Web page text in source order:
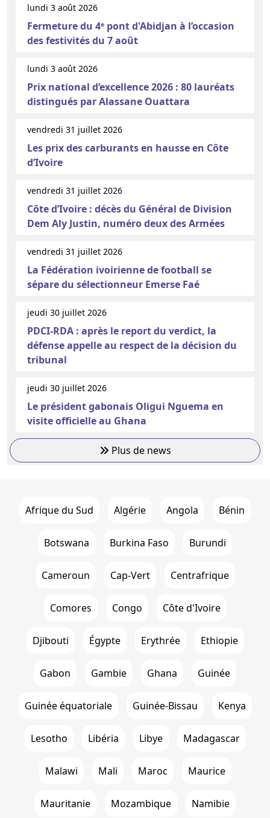
lundi 3 août 2026
Fermeture du 4ᵉ pont d'Abidjan à l’occasion
des festivités du 7 août
lundi 3 août 2026
Prix national d’excellence 2026 : 80 lauréats
distingués par Alassane Ouattara
vendredi 31 juillet 2026
Les prix des carburants en hausse en Côte
d’Ivoire
vendredi 31 juillet 2026
Côte d’Ivoire : décès du Général de Division
Dem Aly Justin, numéro deux des Armées
vendredi 31 juillet 2026
La Fédération ivoirienne de football se
sépare du sélectionneur Emerse Faé
jeudi 30 juillet 2026
PDCI-RDA : après le report du verdict, la
défense appelle au respect de la décision du
tribunal
jeudi 30 juillet 2026
Le président gabonais Oligui Nguema en
visite officielle au Ghana
Plus de news
Afrique du Sud Algérie Angola Bénin
Botswana Burkina Faso Burundi
Cameroun Cap-Vert Centrafrique
Comores Congo Côte d'Ivoire
Djibouti Égypte Erythrée Ethiopie
Gabon Gambie Ghana Guinée
Guinée équatoriale Guinée-Bissau Kenya
Lesotho Libéria Libye Madagascar
Malawi Mali Maroc Maurice
Mauritanie Mozambique Namibie